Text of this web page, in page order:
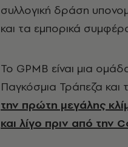
συλλογική δράση
και τα εμπορικά
Το GPMB είναι μια
Παγκόσμια Τράπεζα
την πρώτη μεγάλης
και λίγο πριν από την